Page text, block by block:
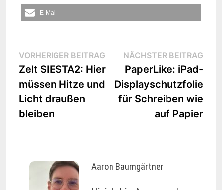
E-Mail
Beitrags-
Navigation
VORHERIGER BEITRAGVorheriger
Beitrag:
Zelt SIESTA2: Hier
müssen Hitze und
Licht draußen
bleiben
NÄCHSTER BEITRAG
PaperLike: iPad-
Displayschutzfolie
für Schreiben wie
auf Papier
Aaron Baumgärtner